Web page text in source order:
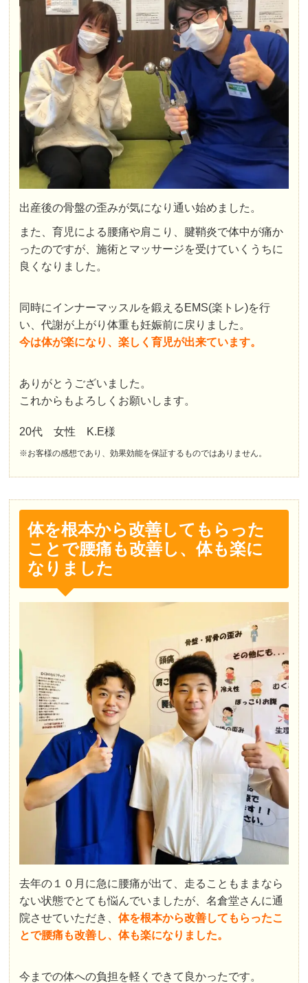
出産後の骨盤の歪みが気になり通い始めました。
また、育児による腰痛や肩こり、腱鞘炎で体中が痛か
ったのですが、施術とマッサージを受けていくうちに
良くなりました。
同時にインナーマッスルを鍛えるEMS(楽トレ)を行
い、代謝が上がり体重も妊娠前に戻りました。
今は体が楽になり、楽しく育児が出来ています。
ありがとうございました。
これからもよろしくお願いします。
20代 女性 K.E様
※お客様の感想であり、効果効能を保証するものではありません。
体を根本から改善してもらった
ことで腰痛も改善し、体も楽に
なりました
去年の１０月に急に腰痛が出て、走ることもままなら
ない状態でとても悩んでいましたが、名倉堂さんに通
院させていただき、体を根本から改善してもらったこ
とで腰痛も改善し、体も楽になりました。
今までの体への負担を軽くできて良かったです。